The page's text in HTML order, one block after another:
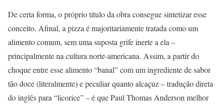
De certa forma, o próprio título da obra consegue sintetizar esse
conceito. Afinal, a pizza é majoritariamente tratada como um
alimento comum, sem uma suposta grife inerte a ela –
principalmente na cultura norte-americana. Assim, a partir do
choque entre esse alimento “banal” com um ingrediente de sabor
tão doce (literalmente) e peculiar quanto alcaçuz – tradução direta
do inglês para “licorice” – é que Paul Thomas Anderson melhor